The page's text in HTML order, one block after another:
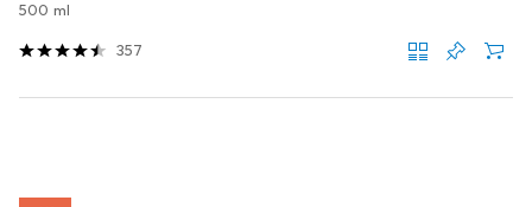
500 ml
357